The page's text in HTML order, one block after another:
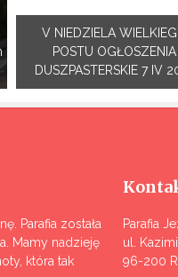
V NIEDZIELA
POSTU OGŁOSZENIA
DUSZPASTERSKIE 7 IV
Parafia została
Mamy nadzieję
która tak
Parafia
ul.
96-200